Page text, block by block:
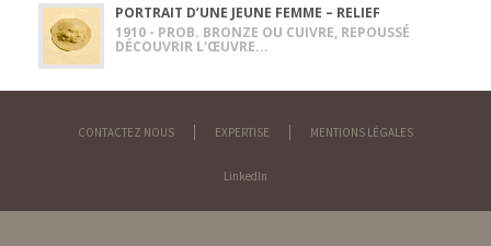
PORTRAIT D’UNE JEUNE FEMME – RELIEF
1910 - PROB. BRONZE OU CUIVRE, REPOUSSÉ
DÉCOUVRIR L'ŒUVRE...
CONTACTEZ NOUS EXPERTISE MENTIONS LÉGALES
LinkedIn